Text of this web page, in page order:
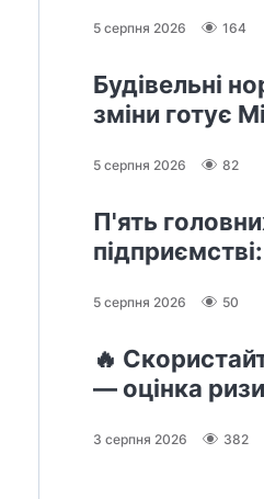
5 серпня 2026 164
Будівельні
зміни готує
5 серпня 2026 82
П'ять
5 серпня 2026 50
🔥
— оцінка
3 серпня 2026 382